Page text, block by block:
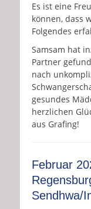
Es ist eine
können, dass
Folgendes
Samsam hat
Partner
nach
gesundes
herzlichen
aus Grafing!
Februar
Sendhwa/